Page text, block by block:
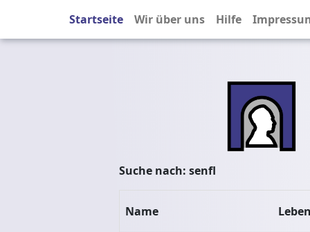
Startseite Wir über uns Hilfe
Suche nach: senfl
Name